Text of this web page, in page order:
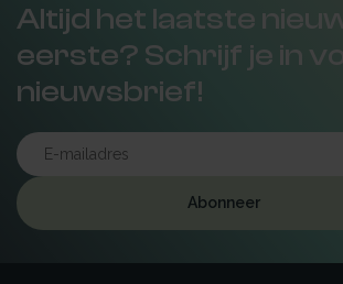
Altijd het laatste
eerste? Schrijf je in
nieuwsbrief!
Abonneer